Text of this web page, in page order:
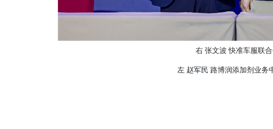
右 张文波 快准车服联
左 赵军民 路博润添加剂业务